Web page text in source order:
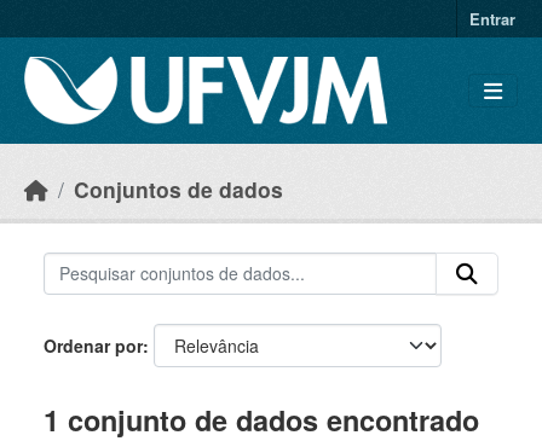
Entrar
Conjuntos de dados
Ordenar por
1 conjunto de dados encontrado